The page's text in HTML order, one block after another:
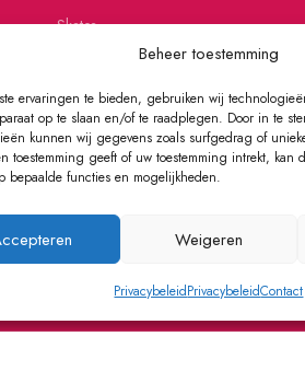
Beheer toestemming
ervaringen te bieden, gebruiken wij
op te slaan en/of te raadplegen. Door in te
kunnen wij gegevens zoals surfgedrag of
toestemming geeft of uw toestemming intrekt, kan
bepaalde functies en mogelijkheden.
Weigeren
PrivacybeleidPrivacybeleidContact
Skates